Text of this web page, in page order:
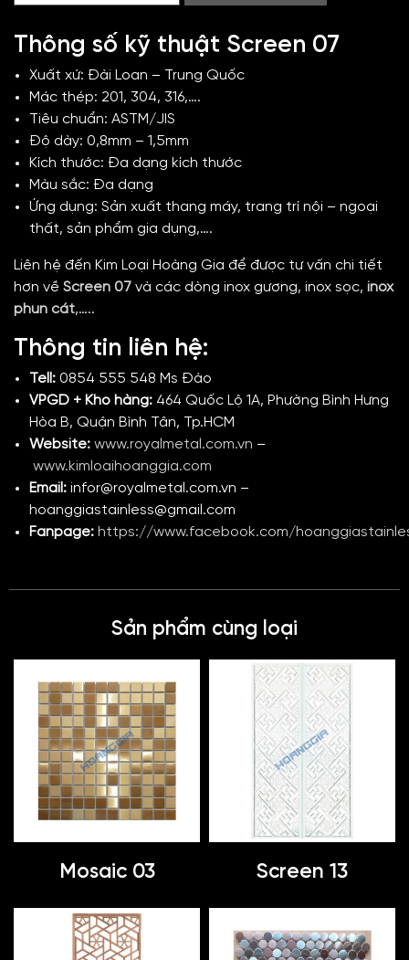
Thông số kỹ thuật Screen 07
Xuất xứ: Đài Loan – Trung Quốc
Mác thép: 201, 304, 316,….
Tiêu chuẩn: ASTM/JIS
Độ dày: 0,8mm – 1,5mm
Kích thước: Đa dạng kích thước
Màu sắc: Đa dạng
Ứng dụng: Sản xuất thang máy, trang trí nội – ngoại
thất, sản phẩm gia dụng,….
Liên hệ đến Kim Loại Hoàng Gia để được tư vấn chi tiết
hơn về Screen 07 và các dòng inox gương, inox sọc, inox
phun cát,…..
Thông tin liên hệ:
Tell: 0854 555 548 Ms Đào
VPGD + Kho hàng: 464 Quốc Lộ 1A, Phường Bình Hưng
Hòa B, Quận Bình Tân, Tp.HCM
Website: www.royalmetal.com.vn –
www.kimloaihoanggia.com
Email: infor@royalmetal.com.vn –
hoanggiastainless@gmail.com
Fanpage: https://www.facebook.com/
Sản phẩm cùng loại
Mosaic 03 Screen 13